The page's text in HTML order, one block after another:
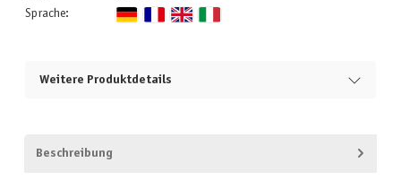
Sprache:
Weitere Produktdetails
Beschreibung